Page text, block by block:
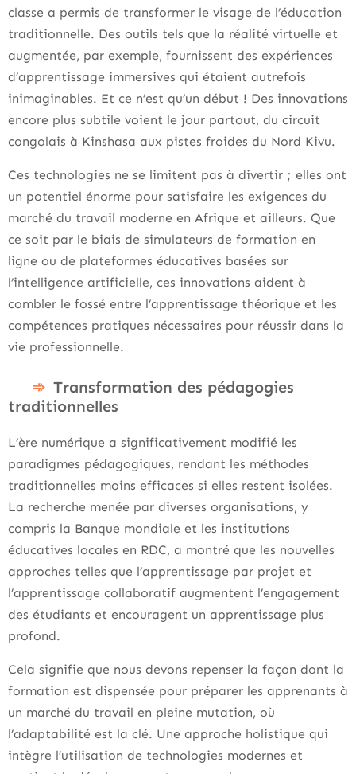
classe a permis de transformer le visage de l’éducation
traditionnelle. Des outils tels que la réalité virtuelle et
augmentée, par exemple, fournissent des expériences
d’apprentissage immersives qui étaient autrefois
inimaginables. Et ce n’est qu’un début ! Des innovations
encore plus subtile voient le jour partout, du circuit
congolais à Kinshasa aux pistes froides du Nord Kivu.
Ces technologies ne se limitent pas à divertir ; elles ont
un potentiel énorme pour satisfaire les exigences du
marché du travail moderne en Afrique et ailleurs. Que
ce soit par le biais de simulateurs de formation en
ligne ou de plateformes éducatives basées sur
l’intelligence artificielle, ces innovations aident à
combler le fossé entre l’apprentissage théorique et les
compétences pratiques nécessaires pour réussir dans la
vie professionnelle.
Transformation des pédagogies
traditionnelles
L’ère numérique a significativement modifié les
paradigmes pédagogiques, rendant les méthodes
traditionnelles moins efficaces si elles restent isolées.
La recherche menée par diverses organisations, y
compris la Banque mondiale et les institutions
éducatives locales en RDC, a montré que les nouvelles
approches telles que l’apprentissage par projet et
l’apprentissage collaboratif augmentent l’engagement
des étudiants et encouragent un apprentissage plus
profond.
Cela signifie que nous devons repenser la façon dont la
formation est dispensée pour préparer les apprenants à
un marché du travail en pleine mutation, où
l’adaptabilité est la clé. Une approche holistique qui
intègre l’utilisation de technologies modernes et